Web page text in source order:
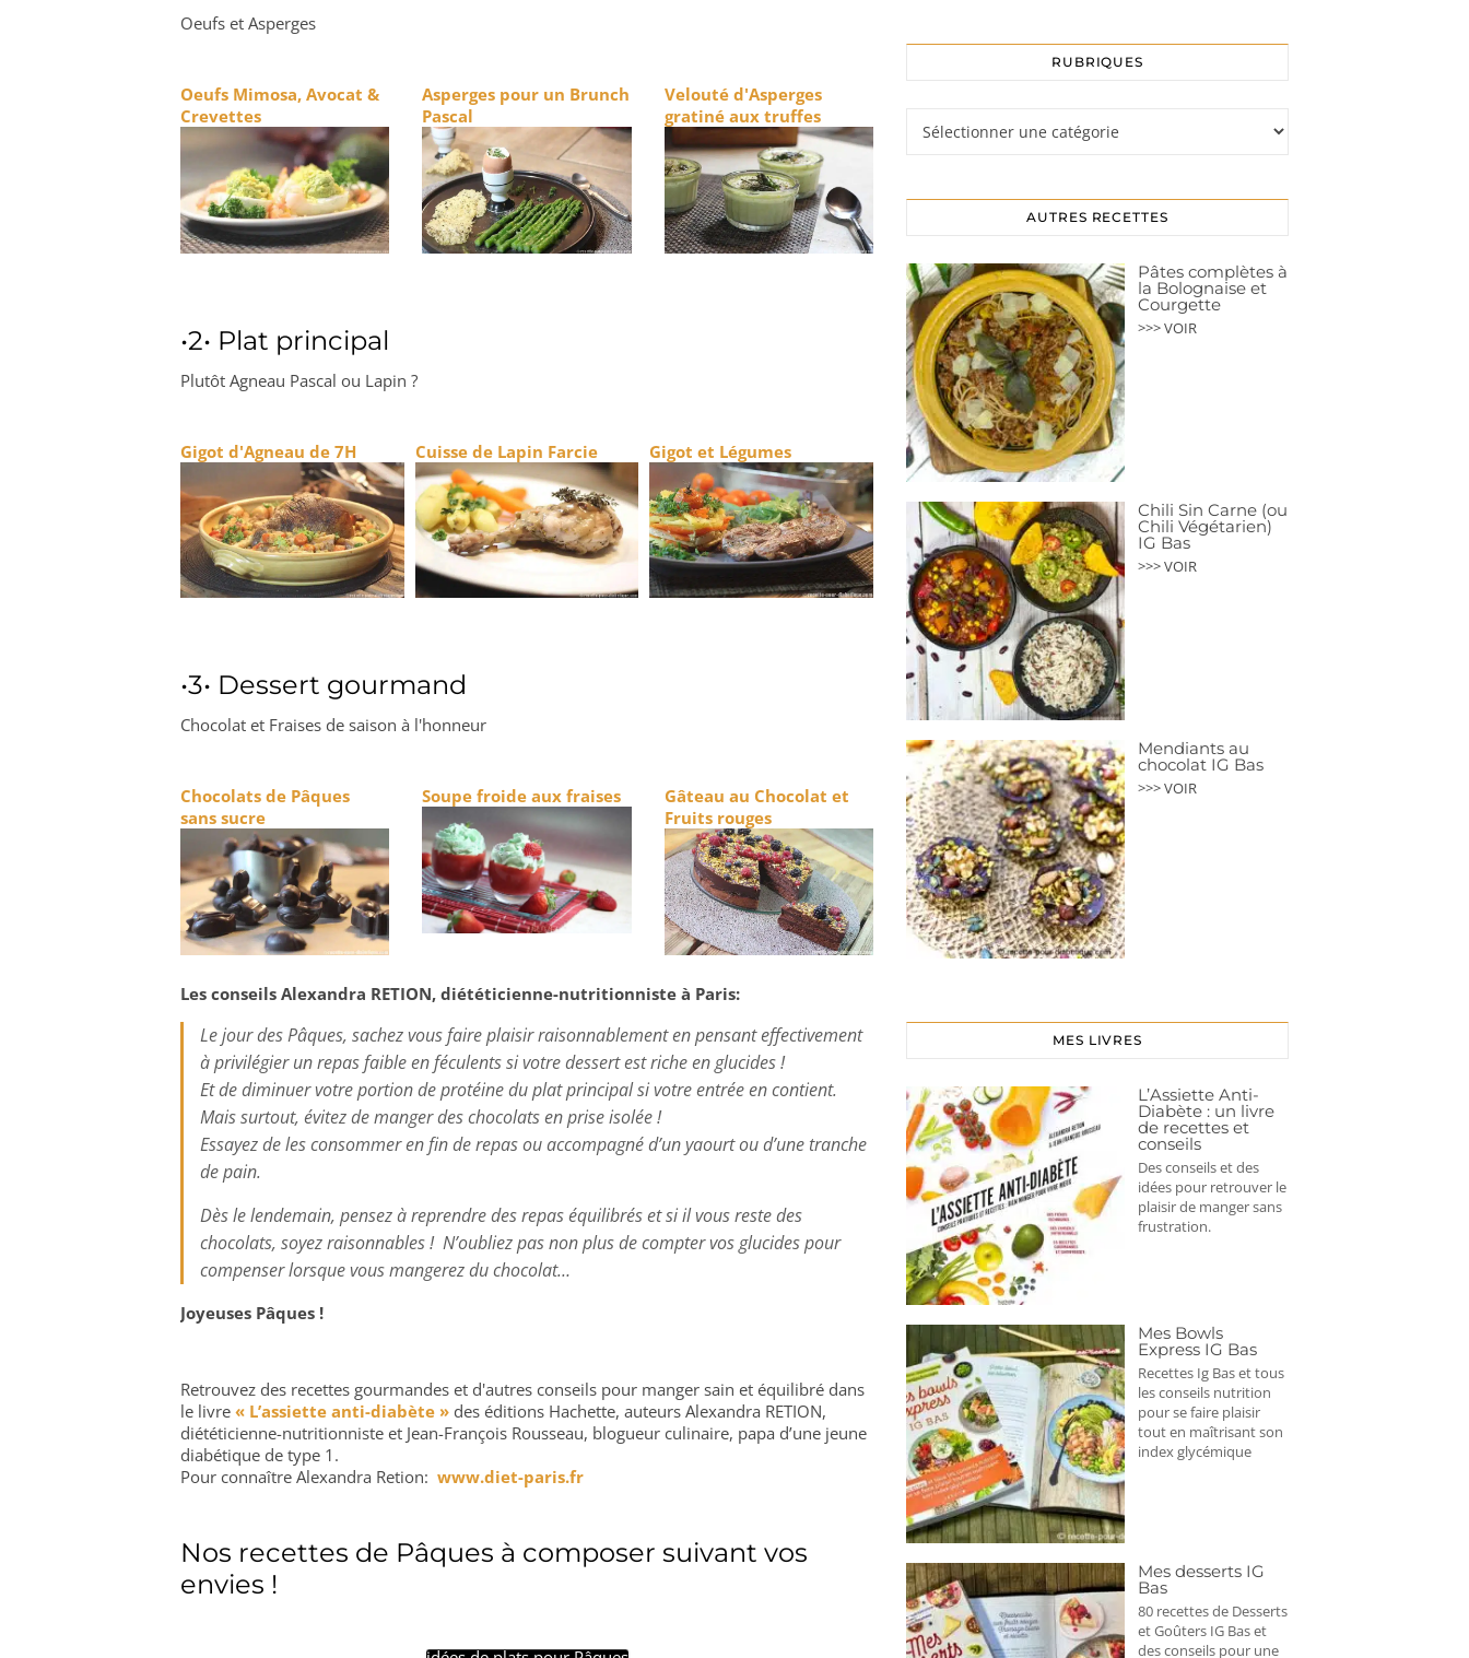
Oeufs et Asperges
Oeufs Mimosa, Avocat &
Crevettes
Asperges pour un Brunch
Pascal
Velouté d'Asperges
gratiné aux truffes
•2• Plat principal
Plutôt Agneau Pascal ou Lapin ?
Gigot d'Agneau de 7H Cuisse de Lapin Farcie Gigot et Légumes
•3• Dessert gourmand
Chocolat et Fraises de saison à l'honneur
Chocolats de Pâques
sans sucre
Soupe froide aux fraises
Gâteau au Chocolat et
Fruits rouges
Les conseils Alexandra RETION, diététicienne-nutritionniste à Paris:
Le jour des Pâques, sachez vous faire plaisir raisonnablement en pensant effectivement
à privilégier un repas faible en féculents si votre dessert est riche en glucides !
Et de diminuer votre portion de protéine du plat principal si votre entrée en contient.
Mais surtout, évitez de manger des chocolats en prise isolée !
Essayez de les consommer en fin de repas ou accompagné d’un yaourt ou d’une tranche
de pain.
Dès le lendemain, pensez à reprendre des repas équilibrés et si il vous reste des
chocolats, soyez raisonnables ! N’oubliez pas non plus de compter vos glucides pour
compenser lorsque vous mangerez du chocolat…
Joyeuses Pâques !
Retrouvez des recettes gourmandes et d'autres conseils pour manger sain et équilibré dans
le livre « L’assiette anti-diabète » des éditions Hachette, auteurs Alexandra RETION,
diététicienne-nutritionniste et Jean-François Rousseau, blogueur culinaire, papa d’une jeune
diabétique de type 1.
Pour connaître Alexandra Retion: www.diet-paris.fr
Nos recettes de Pâques à composer suivant vos
envies !
RUBRIQUES
AUTRES RECETTES
Pâtes complètes à
la Bolognaise et
Courgette
>>> VOIR
Chili Sin Carne (ou
Chili Végétarien)
IG Bas
>>> VOIR
Mendiants au
chocolat IG Bas
>>> VOIR
MES LIVRES
L’Assiette Anti-
Diabète : un livre
de recettes et
conseils
Des conseils et des
idées pour retrouver le
plaisir de manger sans
frustration.
Mes Bowls
Express IG Bas
Recettes Ig Bas et tous
les conseils nutrition
pour se faire plaisir
tout en maîtrisant son
index glycémique
Mes desserts IG
Bas
80 recettes de Desserts
et Goûters IG Bas et
des conseils pour une